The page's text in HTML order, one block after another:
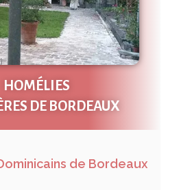
HOMÉLIES
DE BORDEAUX
de Bordeaux